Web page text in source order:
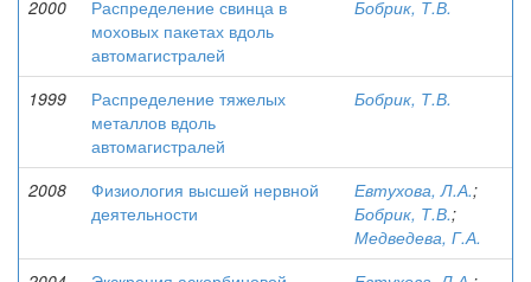
2000
Распределение свинца в
моховых пакетах вдоль
автомагистралей
Бобрик, Т.В.
1999
Распределение тяжелых
металлов вдоль
автомагистралей
Бобрик, Т.В.
2008
Физиология высшей нервной
деятельности
Евтухова, Л.А.;
Бобрик, Т.В.;
Медведева, Г.А.